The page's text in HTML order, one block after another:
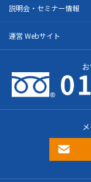
説明会・セミナー情報
運営 Webサイト